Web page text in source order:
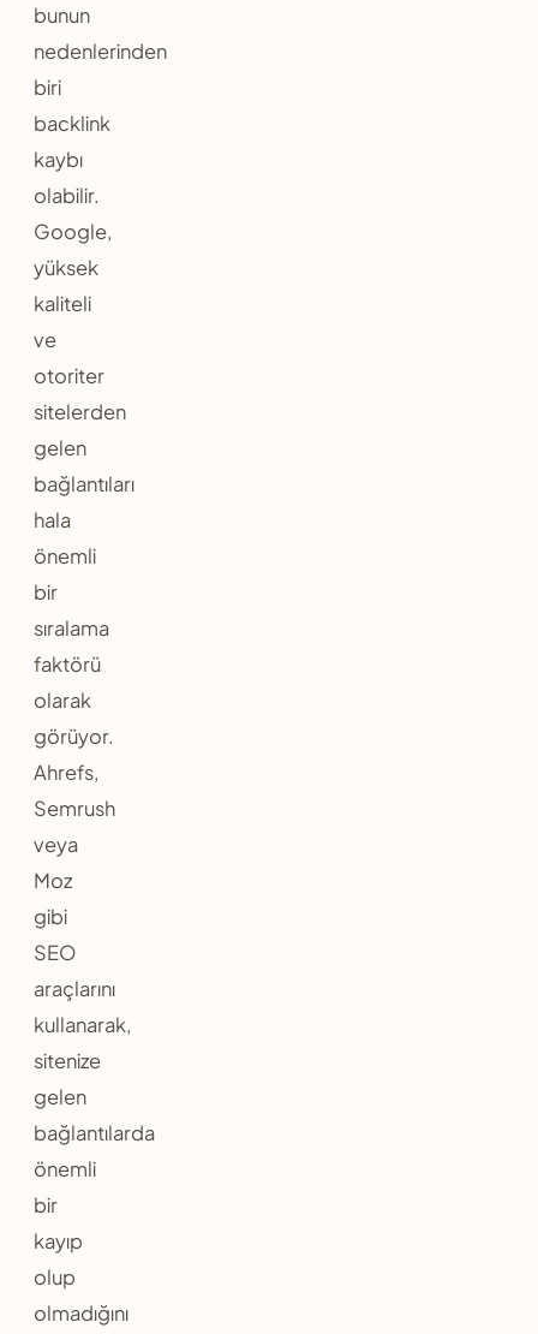
bunun
nedenlerinden
biri
backlink
kaybı
olabilir.
Google,
yüksek
kaliteli
ve
otoriter
sitelerden
gelen
bağlantıları
hala
önemli
bir
sıralama
faktörü
olarak
görüyor.
Ahrefs,
Semrush
veya
Moz
gibi
SEO
araçlarını
kullanarak,
sitenize
gelen
bağlantılarda
önemli
bir
kayıp
olup
olmadığını